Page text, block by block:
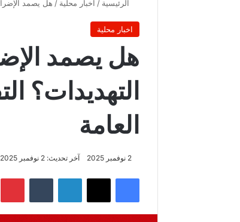
الرئيسية / اخبار محلية / هل يصمد
اخبار محلية
هل يصمد
التهديدات؟
العامة
2 نوفمبر 2025 آخر تحديث: 2 نوفمبر 2025
فيسبوك لينكدإن